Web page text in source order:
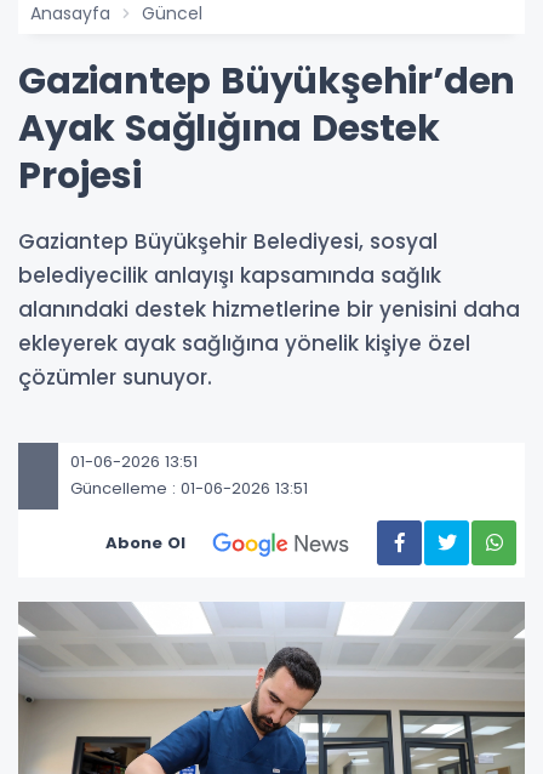
Anasayfa Güncel
Gaziantep Büyükşehir’den
Ayak Sağlığına Destek
Projesi
Gaziantep Büyükşehir Belediyesi, sosyal
belediyecilik anlayışı kapsamında sağlık
alanındaki destek hizmetlerine bir yenisini daha
ekleyerek ayak sağlığına yönelik kişiye özel
çözümler sunuyor.
01-06-2026 13:51
Güncelleme : 01-06-2026 13:51
Abone Ol